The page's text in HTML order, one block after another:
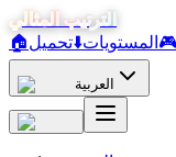
الترتيب المثالي
🏠
🎮 المستويات⬇️تحميل
العربية